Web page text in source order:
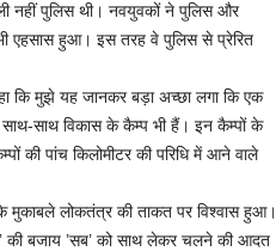
नहीं पुलिस थी। नवयुवकों ने पुलिस और
एहसास हुआ। इस तरह वे पुलिस से प्रेरित
कि मुझे यह जानकर बड़ा अच्छा लगा कि एक
साथ-साथ विकास के कैम्प भी हैं। इन कैम्पों के
की पांच किलोमीटर की परिधि में आने वाले
मुकाबले लोकतंत्र की ताकत पर विश्वास हुआ।
की बजाय ’सब’ को साथ लेकर चलने की आदत